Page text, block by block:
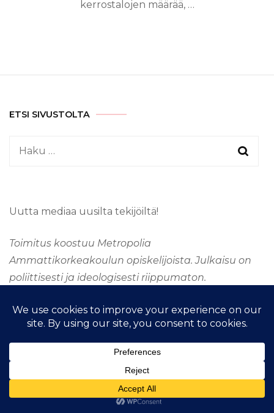
kerrostalojen määrää, …
ETSI SIVUSTOLTA
Haku:
Uutta mediaa uusilta tekijöiltä!
Toimitus koostuu Metropolia
Ammattikorkeakoulun opiskelijoista. Julkaisu on
poliittisesti ja ideologisesti riippumaton.
&kopio; Tekijänoikeus 2026TAAJUUSMEDIA
oikeudet pidätetään.Fashion Stylist | KehittänytBlossom
WordPress